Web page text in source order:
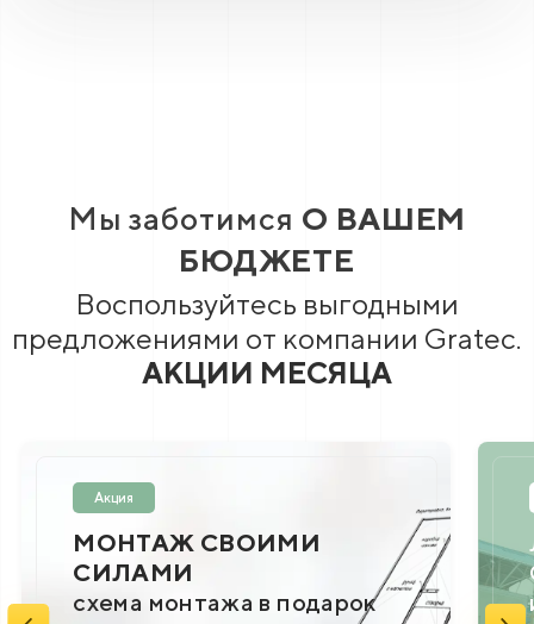
Мы заботимся О ВАШЕМ
БЮДЖЕТЕ
Воспользуйтесь выгодными
предложениями от компании Gratec.
АКЦИИ МЕСЯЦА
Подарок
Любимый город. Такси до
ОФИСА
и обратно за наш счет